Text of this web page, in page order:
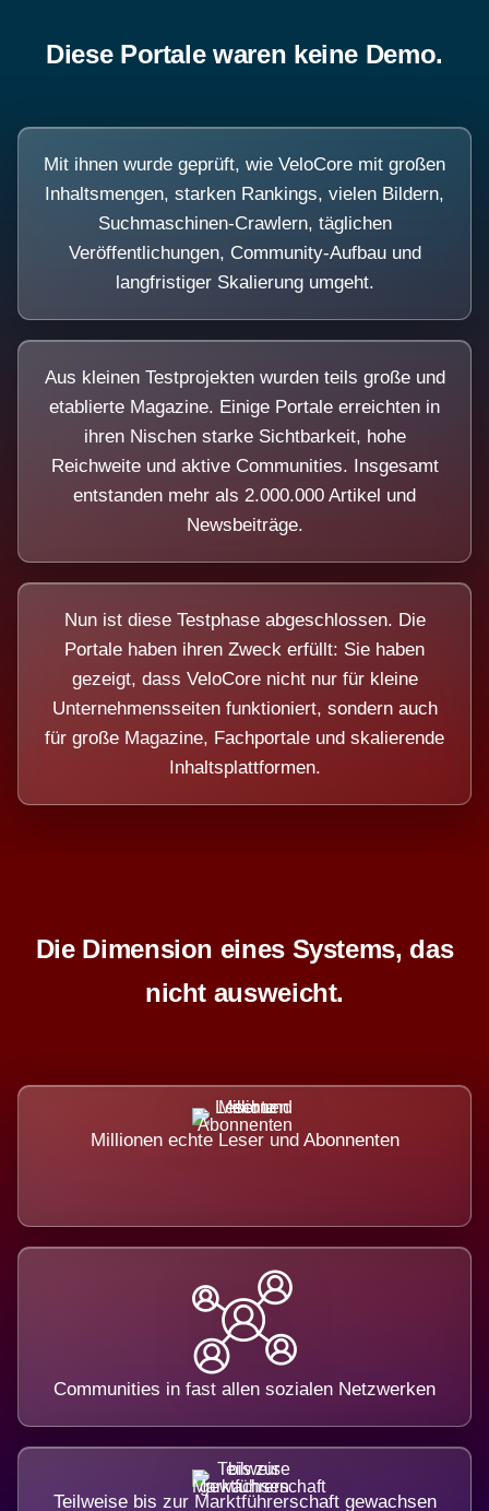
Diese Portale waren keine Demo.
Mit ihnen wurde geprüft, wie VeloCore mit großen
Inhaltsmengen, starken Rankings, vielen Bildern,
Suchmaschinen-Crawlern, täglichen
Veröffentlichungen, Community-Aufbau und
langfristiger Skalierung umgeht.
Aus kleinen Testprojekten wurden teils große und
etablierte Magazine. Einige Portale erreichten in
ihren Nischen starke Sichtbarkeit, hohe
Reichweite und aktive Communities. Insgesamt
entstanden mehr als 2.000.000 Artikel und
Newsbeiträge.
Nun ist diese Testphase abgeschlossen. Die
Portale haben ihren Zweck erfüllt: Sie haben
gezeigt, dass VeloCore nicht nur für kleine
Unternehmensseiten funktioniert, sondern auch
für große Magazine, Fachportale und skalierende
Inhaltsplattformen.
Die Dimension eines Systems, das
nicht ausweicht.
Millionen echte Leser und Abonnenten
Communities in fast allen sozialen Netzwerken
Teilweise bis zur Marktführerschaft gewachsen